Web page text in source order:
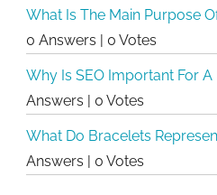
What Is The Main Purpose
0 Answers
0 Votes
Why Is SEO Important For A
Answers
0 Votes
What Do Bracelets
Answers
0 Votes